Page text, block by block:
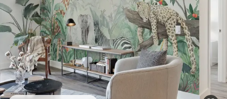
56.6734.00 €/m²
Premium Vinil
65.0039.00€/m²
Peel and Stick
81.6749.00€/m²